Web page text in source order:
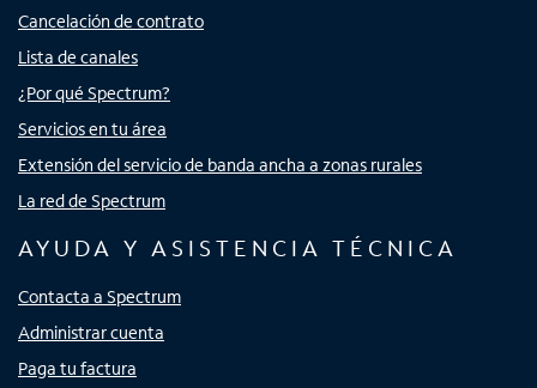
Cancelación de contrato
Lista de canales
¿Por qué Spectrum?
Servicios en tu área
Extensión del servicio de banda ancha a zonas rurales
La red de Spectrum
AYUDA Y ASISTENCIA TÉCNICA
Contacta a Spectrum
Administrar cuenta
Paga tu factura